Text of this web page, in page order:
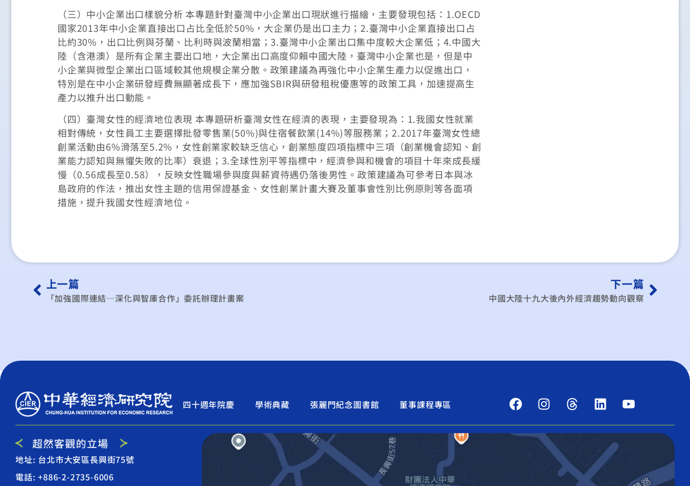
（三）中小企業出口樣貌分析 本專題針對臺灣中小企業出口現狀進行描繪，主要發現包括：1.OECD
國家2013年中小企業直接出口占比全低於50%，大企業仍是出口主力；2.臺灣中小企業直接出口占
比約30%，出口比例與芬蘭、比利時與波蘭相當；3.臺灣中小企業出口集中度較大企業低；4.中國大
陸（含港澳）是所有企業主要出口地，大企業出口高度仰賴中國大陸，臺灣中小企業也是，但是中
小企業與微型企業出口區域較其他規模企業分散。政策建議為再強化中小企業生產力以促進出口，
特別是在中小企業研發經費無顯著成長下，應加強SBIR與研發租稅優惠等的政策工具，加速提高生
產力以推升出口動能。
（四）臺灣女性的經濟地位表現 本專題研析臺灣女性在經濟的表現，主要發現為：1.我國女性就業
相對傳統，女性員工主要選擇批發零售業(50%)與住宿餐飲業(14%)等服務業；2.2017年臺灣女性總
創業活動由6%滑落至5.2%，女性創業家較缺乏信心，創業態度四項指標中三項（創業機會認知、創
業能力認知與無懼失敗的比率）衰退；3.全球性別平等指標中，經濟參與和機會的項目十年來成長緩
慢（0.56成長至0.58），反映女性職場參與度與薪資待遇仍落後男性。政策建議為可參考日本與冰
島政府的作法，推出女性主題的信用保證基金、女性創業計畫大賽及董事會性別比例原則等各面項
措施，提升我國女性經濟地位。
上一篇
「加強國際連結─深化與智庫合作」委託辦理計畫案
下一篇
中國大陸十九大後內外經濟趨勢動向觀察
四十週年院慶 學術典藏 張麗門紀念圖書館 董事課程專區
地址: 台北市大安區長興街75號
電話: +886-2-2735-6006